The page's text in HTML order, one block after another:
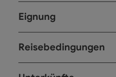
Eignung
Reisebedingungen